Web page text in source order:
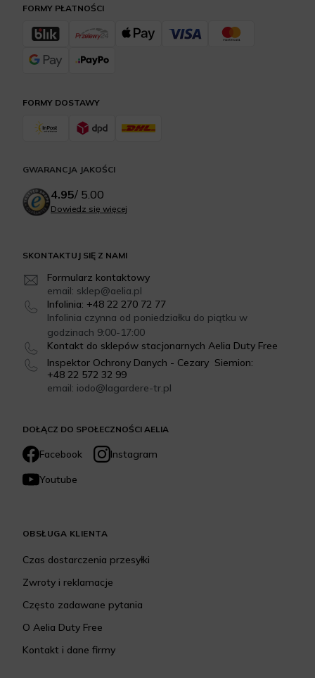
DOŁĄCZ DO SPOŁECZNOŚCI AELIA
Facebook
Instagram
Youtube
SKONTAKTUJ SIĘ Z NAMI
Formularz kontaktowy
email: sklep@aelia.pl
Infolinia: +48 22 270 72 77
Infolinia czynna od poniedziałku do piątku w
godzinach 9:00-17:00
Kontakt do sklepów stacjonarnych Aelia Duty Free
Inspektor Ochrony Danych - Cezary Siemion:
+48 22 572 32 99
email: iodo@lagardere-tr.pl
FORMY DOSTAWY
FORMY PŁATNOŚCI
OBSŁUGA KLIENTA
Czas dostarczenia przesyłki
Zwroty i reklamacje
Często zadawane pytania
O Aelia Duty Free
Kontakt i dane firmy
GWARANCJA JAKOŚCI
4.95/ 5.00
Dowiedz się więcej